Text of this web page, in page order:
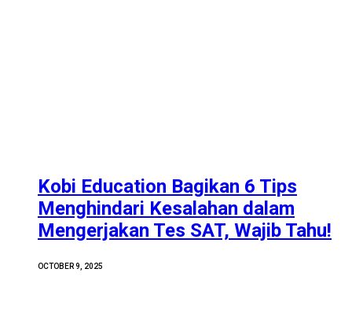
Kobi Education Bagikan 6 Tips
Menghindari Kesalahan dalam
Mengerjakan Tes SAT, Wajib Tahu!
OCTOBER 9, 2025